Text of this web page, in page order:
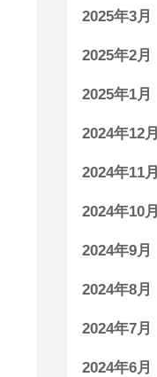
2025年3月
2025年2月
2025年1月
2024年12月
2024年11月
2024年10月
2024年9月
2024年8月
2024年7月
2024年6月